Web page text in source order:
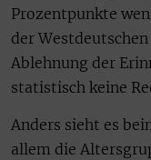
Prozentpunkte
der
Ablehnung der
statistisch keine
Anders sieht es
allem die